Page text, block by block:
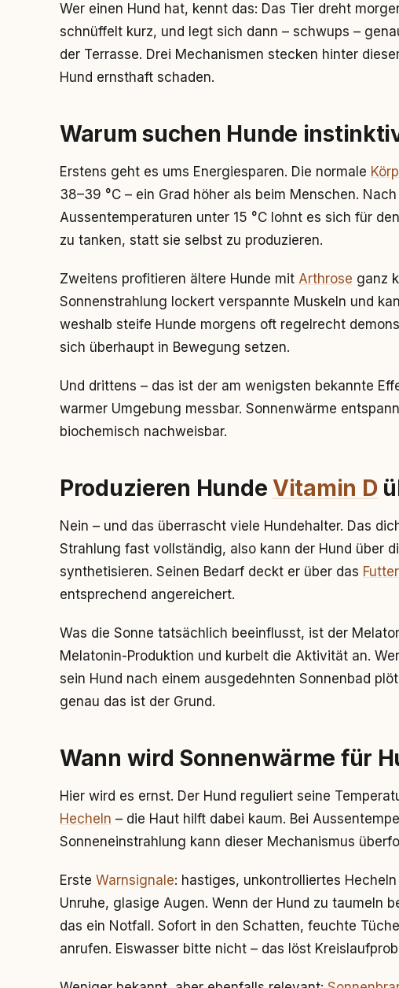
Wer einen Hund hat, kennt das: Das Tier dreht
schnüffelt kurz, und legt sich dann – schwups –
der Terrasse. Drei Mechanismen stecken hinter
Hund ernsthaft schaden.
Warum suchen Hunde
Erstens geht es ums Energiesparen. Die normale
38–39 °C – ein Grad höher als beim Menschen.
Aussentemperaturen unter 15 °C lohnt es sich für
zu tanken, statt sie selbst zu produzieren.
Zweitens profitieren ältere Hunde mit Arthrose ganz
Sonnenstrahlung lockert verspannte Muskeln und
weshalb steife Hunde morgens oft regelrecht
sich überhaupt in Bewegung setzen.
Und drittens – das ist der am wenigsten bekannte
warmer Umgebung messbar. Sonnenwärme
biochemisch nachweisbar.
Produzieren Hunde Vitamin D
Nein – und das überrascht viele Hundehalter. Das
Strahlung fast vollständig, also kann der Hund über
synthetisieren. Seinen Bedarf deckt er über das Futter
entsprechend angereichert.
Was die Sonne tatsächlich beeinflusst, ist der
Melatonin-Produktion und kurbelt die Aktivität an.
sein Hund nach einem ausgedehnten Sonnenbad
genau das ist der Grund.
Wann wird Sonnenwärme für
Hier wird es ernst. Der Hund reguliert seine
Hecheln – die Haut hilft dabei kaum. Bei
Sonneneinstrahlung kann dieser Mechanismus
Erste Warnsignale: hastiges, unkontrolliertes
Unruhe, glasige Augen. Wenn der Hund zu taumeln
das ein Notfall. Sofort in den Schatten, feuchte
anrufen. Eiswasser bitte nicht – das löst